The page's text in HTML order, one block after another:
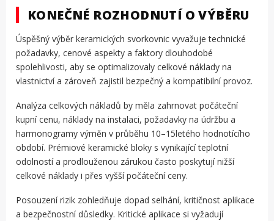
KONEČNÉ ROZHODNUTÍ O VÝBĚRU
Úspěšný výběr keramických svorkovnic vyvažuje technické
požadavky, cenové aspekty a faktory dlouhodobé
spolehlivosti, aby se optimalizovaly celkové náklady na
vlastnictví a zároveň zajistil bezpečný a kompatibilní provoz.
Analýza celkových nákladů by měla zahrnovat počáteční
kupní cenu, náklady na instalaci, požadavky na údržbu a
harmonogramy výměn v průběhu 10–15letého hodnotícího
období. Prémiové keramické bloky s vynikající teplotní
odolností a prodlouženou zárukou často poskytují nižší
celkové náklady i přes vyšší počáteční ceny.
Posouzení rizik zohledňuje dopad selhání, kritičnost aplikace
a bezpečnostní důsledky. Kritické aplikace si vyžadují